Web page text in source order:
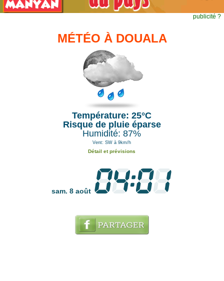
publicité ?
MÉTÉO À DOUALA
Température: 25°C
Risque de pluie éparse
Humidité: 87%
Vent: SW à 9km/h
Détail et prévisions
sam. 8 août